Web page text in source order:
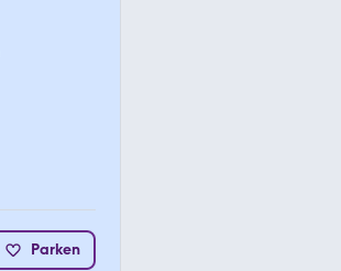
Parken